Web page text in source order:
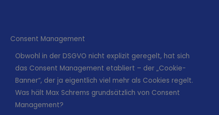
Consent Management
Obwohl in der DSGVO nicht explizit geregelt, hat sich
das Consent Management etabliert – der „Cookie-
Banner“, der ja eigentlich viel mehr als Cookies regelt.
Was hält Max Schrems grundsätzlich von Consent
Management?